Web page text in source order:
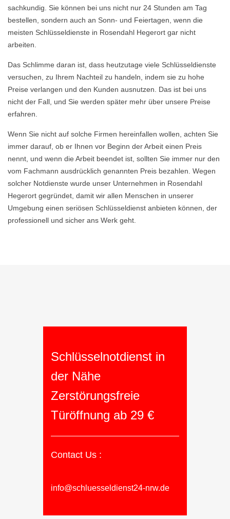
sachkundig. Sie können bei uns nicht nur 24 Stunden am Tag
bestellen, sondern auch an Sonn- und Feiertagen, wenn die
meisten Schlüsseldienste in Rosendahl Hegerort gar nicht
arbeiten.
Das Schlimme daran ist, dass heutzutage viele Schlüsseldienste
versuchen, zu Ihrem Nachteil zu handeln, indem sie zu hohe
Preise verlangen und den Kunden ausnutzen. Das ist bei uns
nicht der Fall, und Sie werden später mehr über unsere Preise
erfahren.
Wenn Sie nicht auf solche Firmen hereinfallen wollen, achten Sie
immer darauf, ob er Ihnen vor Beginn der Arbeit einen Preis
nennt, und wenn die Arbeit beendet ist, sollten Sie immer nur den
vom Fachmann ausdrücklich genannten Preis bezahlen. Wegen
solcher Notdienste wurde unser Unternehmen in Rosendahl
Hegerort gegründet, damit wir allen Menschen in unserer
Umgebung einen seriösen Schlüsseldienst anbieten können, der
professionell und sicher ans Werk geht.
Schlüsselnotdienst in
der Nähe
Zerstörungsfreie
Türöffnung ab 29 €
Contact Us :
info@schluesseldienst24-nrw.de